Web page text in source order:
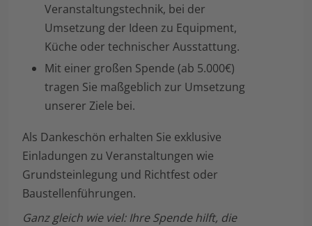
Veranstaltungstechnik, bei der
Umsetzung der Ideen zu Equipment,
Küche oder technischer Ausstattung.
Mit einer großen Spende (ab 5.000€)
tragen Sie maßgeblich zur Umsetzung
unserer Ziele bei.
Als Dankeschön erhalten Sie exklusive
Einladungen zu Veranstaltungen wie
Grundsteinlegung und Richtfest oder
Baustellenführungen.
Ganz gleich wie viel: Ihre Spende hilft, die